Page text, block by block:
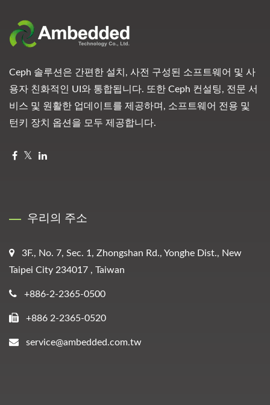
Ceph 솔루션은 간편한 설치, 사전 구성된 소프트웨어 및 사
용자 친화적인 UI와 통합됩니다. 또한 Ceph 컨설팅, 전문 서
비스 및 원활한 업데이트를 제공하며, 소프트웨어 전용 및
턴키 장치 옵션을 모두 제공합니다.
우리의 주소
3F., No. 7, Sec. 1, Zhongshan Rd., Yonghe Dist., New
Taipei City 234017 , Taiwan
+886-2-2365-0500
+886 2-2365-0520
service@ambedded.com.tw